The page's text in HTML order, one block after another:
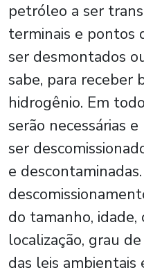
petróleo a ser
terminais e pontos
ser desmontados
sabe, para receber
hidrogênio. Em
serão necessárias
ser
e
do tamanho, idade,
localização, grau
das leis ambientais